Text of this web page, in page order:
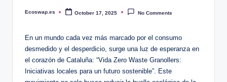
Posted
Ecoswap.es October 17, 2025 No Comments
En un mundo cada vez más marcado por el consumo
desmedido y el desperdicio, surge una luz de esperanza en
el corazón de Cataluña: “Vida Zero Waste Granollers:
Iniciativas locales para un futuro sostenible”. Este